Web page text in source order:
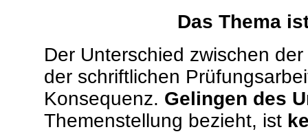
Das Thema
Der Unterschied zwischen
der schriftlichen
Konsequenz. Gelingen des
Themenstellung bezieht, ist